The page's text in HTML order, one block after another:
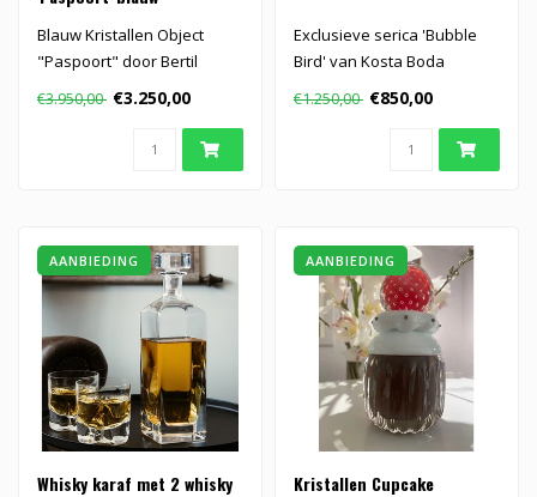
Blauw Kristallen Object
"Paspoort" door Bertil
Vallien voor Kosta Boda..
€3.950,00 €3.250,00
Exclusieve serica 'Bubble
Bird' van Kosta Boda
€1.250,00 €850,00
AANBIEDING
Whisky karaf met 2 whisky
AANBIEDING
Kristallen Cupcake